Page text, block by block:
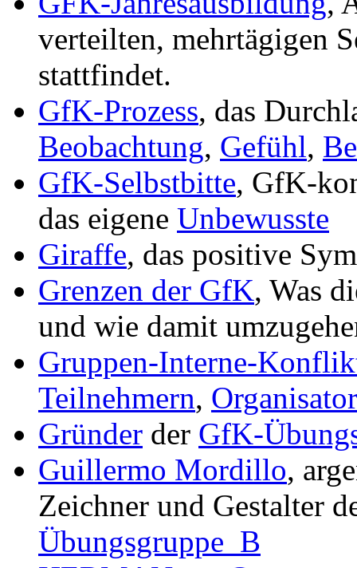
verteilten, mehrtägigen
stattfindet.
GfK-Prozess, das
Beobachtung, Gefühl,
GfK-Selbstbitte, GfK-
das eigene Unbewusste
Giraffe, das positive
Grenzen der GfK, Was
und wie damit
Gruppen-Interne-
Teilnehmern, Organisator
Gründer der GfK-
Guillermo Mordillo,
Zeichner und Gestalter
Übungsgruppe_B